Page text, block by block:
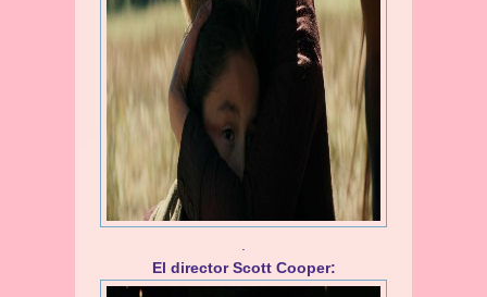
El director Scott Cooper: